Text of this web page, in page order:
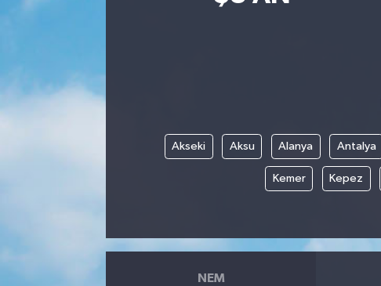
Akseki Aksu Alanya Antalya
Kemer Kepez
NEM